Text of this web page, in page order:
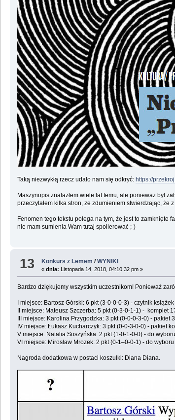
Taką niezwykłą rzecz udało nam się odkryć: https://
Maszynopis znalazłem wiele lat temu, ale ponieważ był
przeczytałem kilka stron, ze zdumieniem stwierdzając, że
Fenomen tego tekstu polega na tym, że jest to
nie mam sumienia Wam tutaj spoilerować ;-)
13 Konkurs z Lemem /WYNIKI
«dnia: Listopada 14, 2018, 04:10:32 pm »
Bardzo dziękujemy wszystkim uczestnikom! Ponieważ
I miejsce: Bartosz Górski: 6 pkt (3-0-0-0-3) - czytnik
II miejsce: Mateusz Szczerba: 5 pkt (0-3-0-1-1) - komplet
III miejsce: Karolina Przygodzka: 3 pkt (0-0-0-3-0) - pakiet
IV miejsce: Łukasz Kucharczyk: 3 pkt (0-0-3-0-0) - pakiet
V miejsce: Natalia Soszyńska: 2 pkt (1-0-1-0-0) - do
VI miejsce: Mirosław Mrozek: 2 pkt (0-1–0-0-1) - do
Nagroda dodatkowa w postaci koszulki: Diana Diana.